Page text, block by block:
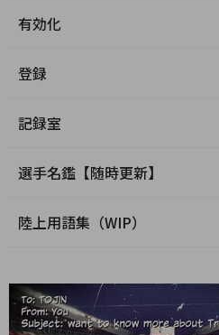
有効化
登録
記録室
選手名鑑【随時更新】
陸上用語集（WIP）